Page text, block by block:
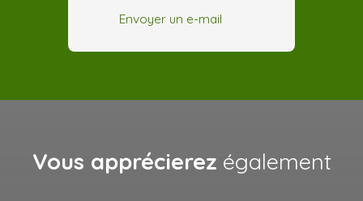
Envoyer un e-mail
Vous apprécierez également